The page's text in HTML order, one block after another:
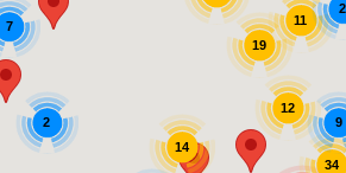
19
12
11
14
2
7
34
2 9